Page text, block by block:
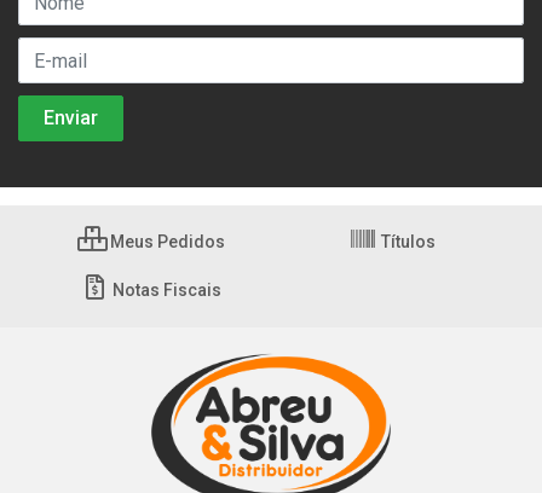
Meus Pedidos Títulos
Notas Fiscais